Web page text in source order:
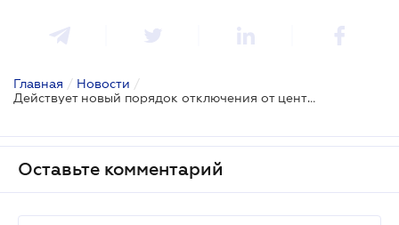
Главная / Новости /
Действует новый порядок отключения от центрального отопления
Оставьте комментарий